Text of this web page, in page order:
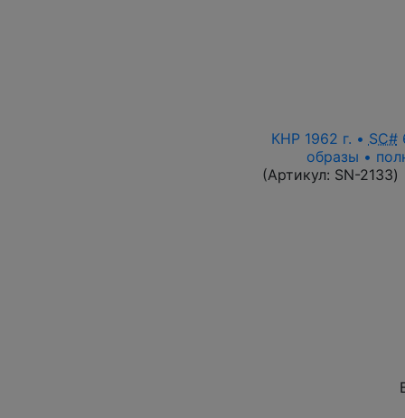
КНР 1962 г. • SC#
образы •
(Артикул: SN-2133)